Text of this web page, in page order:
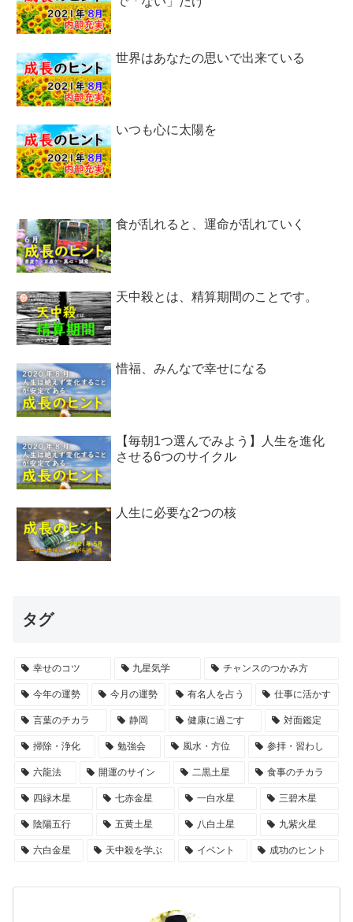
世界はあなたの思いで出来ている
いつも心に太陽を
食が乱れると、運命が乱れていく
天中殺とは、精算期間のことです。
惜福、みんなで幸せになる
【毎朝1つ選んでみよう】人生を進化
させる6つのサイクル
人生に必要な2つの核
タグ
幸せのコツ 九星気学 チャンスのつかみ方
今年の運勢 今月の運勢 有名人を占う 仕事に活かす
言葉のチカラ 静岡 健康に過ごす 対面鑑定
掃除・浄化 勉強会 風水・方位 参拝・習わし
六龍法 開運のサイン 二黒土星 食事のチカラ
四緑木星 七赤金星 一白水星 三碧木星
陰陽五行 五黄土星 八白土星 九紫火星
六白金星 天中殺を学ぶ イベント 成功のヒント